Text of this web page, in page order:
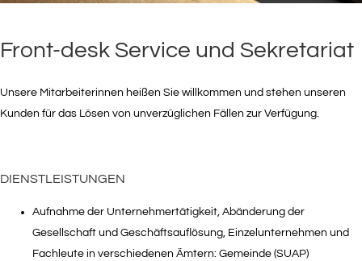
Front-desk Service und Sekretariat
Unsere Mitarbeiterinnen heißen Sie willkommen und stehen unseren
Kunden für das Lösen von unverzüglichen Fällen zur Verfügung.
DIENSTLEISTUNGEN
Aufnahme der Unternehmertätigkeit, Abänderung der
Gesellschaft und Geschäftsauflösung, Einzelunternehmen und
Fachleute in verschiedenen Ämtern: Gemeinde (SUAP)